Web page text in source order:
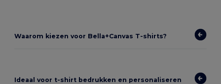
Waarom kiezen voor Bella+Canvas T-shirts?
Ideaal voor t-shirt bedrukken en personaliseren